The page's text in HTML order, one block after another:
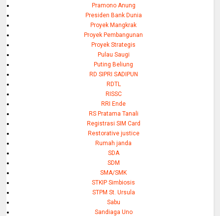
Pramono Anung
Presiden Bank Dunia
Proyek Mangkrak
Proyek Pembangunan
Proyek Strategis
Pulau Saugi
Puting Beliung
RD SIPRI SADIPUN
RDTL
RISSC
RRI Ende
RS Pratama Tanali
Registrasi SIM Card
Restorative justice
Rumah janda
SDA
SDM
SMA/SMK
STKIP Simbiosis
STPM St. Ursula
Sabu
Sandiaga Uno